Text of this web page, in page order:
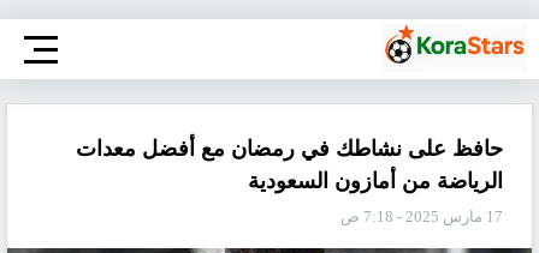
حافظ على نشاطك في رمضان مع أفضل معدات
الرياضة من أمازون السعودية
17 مارس 2025 - 7:18 ص